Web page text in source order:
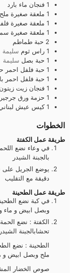
1 فنجان ماء بارد
1 ملعقة صغيرة ملح
1 ملعقة صغيرة
1 ملعقة صغيرة
2 حبة طماطم
1 راس ثوم سليمة
1 حبة بصل سليمة
1 حبة فلفل احمر
1 حبة فلفل احمر
1 فنجان زيت زيتون
1 حزمة ورق جرجير
1 كيس عيش
الخطوات
طريقة عمل الكفتة
في وعاء نضع
بالجبنة الشيدر
دقيقة مع التقليب
طريقة عمل الطحينة
في كبة نضع
وبصل ابيض و ماء
الكفتة : نضع
تحشابالجبنة الشيدر
الطحينة : نضع
ملح وبصل ابيض و
صوص الخضار